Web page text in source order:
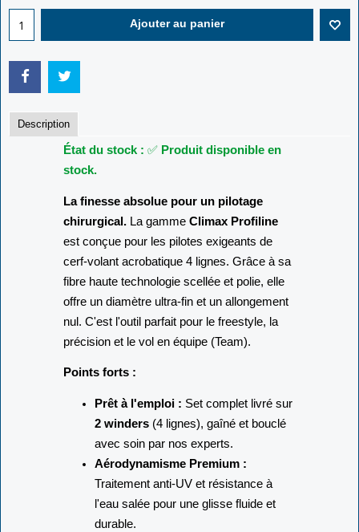
Ajouter au panier
Description
État du stock : ✅ Produit disponible en
stock.
La finesse absolue pour un pilotage
chirurgical. La gamme Climax Profiline
est conçue pour les pilotes exigeants de
cerf-volant acrobatique 4 lignes. Grâce à sa
fibre haute technologie scellée et polie, elle
offre un diamètre ultra-fin et un allongement
nul. C'est l'outil parfait pour le freestyle, la
précision et le vol en équipe (Team).
Points forts :
Prêt à l'emploi : Set complet livré sur
2 winders(4 lignes), gaîné et bouclé
avec soin par nos experts.
Aérodynamisme Premium :
Traitement anti-UV et résistance à
l'eau salée pour une glisse fluide et
durable.